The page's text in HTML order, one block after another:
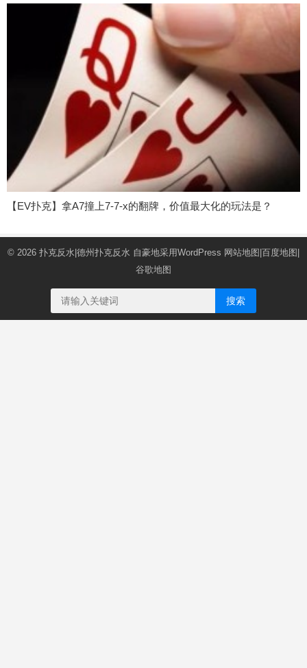
【EV扑克】拿A7撞上7-7-x的翻牌，价值最大化的玩法是？
© 2026 扑克反水|德州扑克反水 自豪地采用WordPress 网站地图 百度地图
谷歌地图
搜索